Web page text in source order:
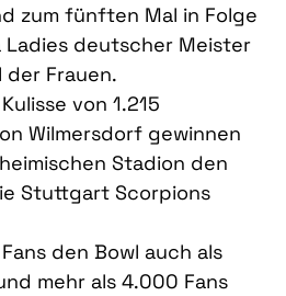
zum fünften Mal in Folge
Ladies deutscher Meister
der Frauen.
von 1.215
Wilmersdorf gewinnen
Stadion den
Stuttgart Scorpions
den Bowl auch als
mehr als 4.000 Fans